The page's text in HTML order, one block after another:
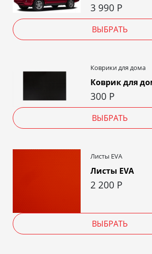
3 990 Р
ВЫБРАТЬ
Коврики для дома
Коврик для
300 Р
ВЫБРАТЬ
Листы EVA
Листы EVA
2 200 Р
ВЫБРАТЬ